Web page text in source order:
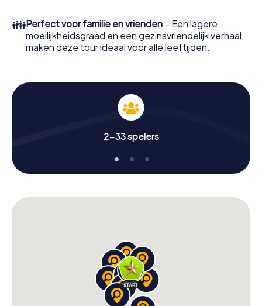
👪Perfect voor familie en vrienden – Een lagere
moeilijkheidsgraad en een gezinsvriendelijk verhaal
maken deze tour ideaal voor alle leeftijden.
2-33 spelers